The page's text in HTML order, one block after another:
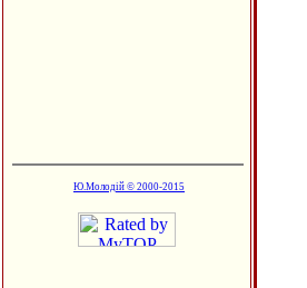
Ю.Молодій © 2000-2015